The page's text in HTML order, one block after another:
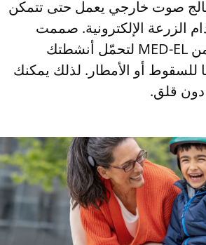
صوت خارجي يعمل حتى تتمكن
الزرعة الإلكترونية. صممت
معالجات الصوت من MED-EL لتحمّل أنشطتك
للسقوط أو الأمطار. لذلك يمكنك
قلق.